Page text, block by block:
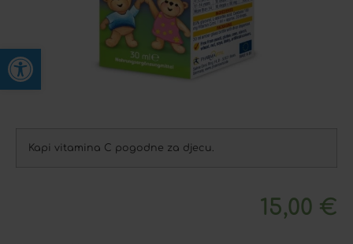
Open toolbar
Kapi vitamina C pogodne za djecu.
15,00 €